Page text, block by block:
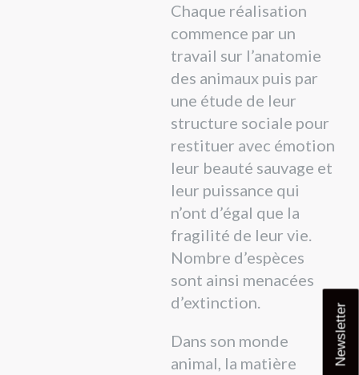
Chaque réalisation
commence par un
travail sur l’anatomie
des animaux puis par
une étude de leur
structure sociale pour
restituer avec émotion
leur beauté sauvage et
leur puissance qui
n’ont d’égal que la
fragilité de leur vie.
Nombre d’espèces
sont ainsi menacées
d’extinction.
Dans son monde
animal, la matière
Newsletter